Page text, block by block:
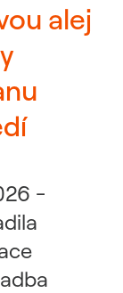
alej
-